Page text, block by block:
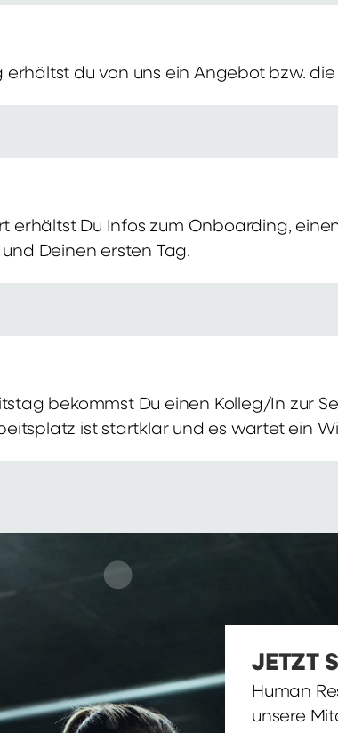
erhältst du von uns ein Angebot bzw.
erhältst Du Infos zum Onboarding,
Deinen ersten Tag.
bekommst Du einen Kolleg/In zur
ist startklar und es wartet ein
JETZT
Human
unsere